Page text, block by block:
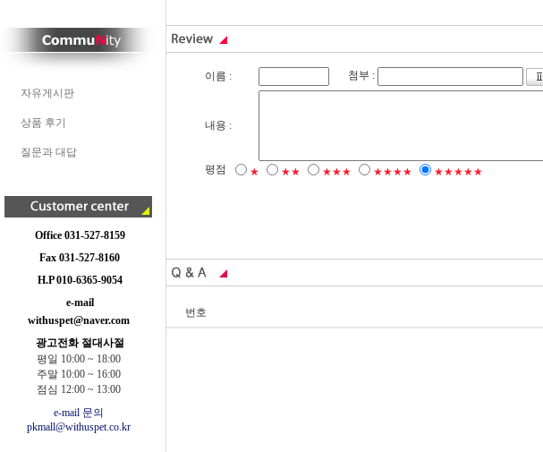
자유게시판
상품 후기
질문과 대답
Office 031-527-8159
Fax 031-527-8160
H.P 010-6365-9054
e-mail
withuspet@naver.com
광고전화 절대사절
평일 10:00 ~ 18:00
주말 10:00 ~ 16:00
점심 12:00 ~ 13:00
e-mail 문의
pkmall@withuspet.co.kr
이름 : 첨부 :
내용 :
평점 ★ ★★ ★★★ ★★★★ ★★★★★
번호